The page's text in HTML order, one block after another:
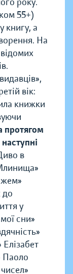
року.
55+)
книгу, а
На
вік:
книжки
протягом
в
до
у
сни»
Паоло